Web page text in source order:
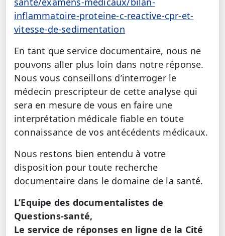
inflammatoire-proteine-c-reactive-cpr-et-
vitesse-de-sedimentation
En tant que service documentaire, nous ne
pouvons aller plus loin dans notre réponse.
Nous vous conseillons d’interroger le
médecin prescripteur de cette analyse qui
sera en mesure de vous en faire une
interprétation médicale fiable en toute
connaissance de vos antécédents médicaux.
Nous restons bien entendu à votre
disposition pour toute recherche
documentaire dans le domaine de la santé.
L’Equipe des documentalistes de
Questions-santé,
Le service de réponses en ligne de la Cité